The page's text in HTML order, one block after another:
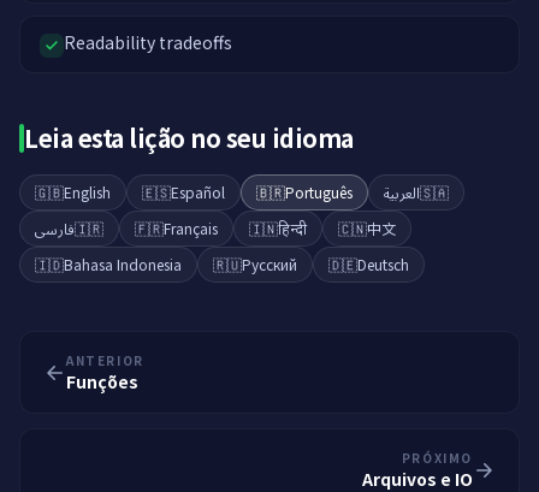
Readability tradeoffs
Leia esta lição no seu idioma
🇬🇧English 🇪🇸Español 🇧🇷Português 🇸🇦العربية
🇮🇷فارسی 🇫🇷Français 🇮🇳हिन्दी 🇨🇳中文
🇮🇩Bahasa Indonesia 🇷🇺Русский 🇩🇪Deutsch
ANTERIOR
Funções
PRÓXIMO
Arquivos e IO